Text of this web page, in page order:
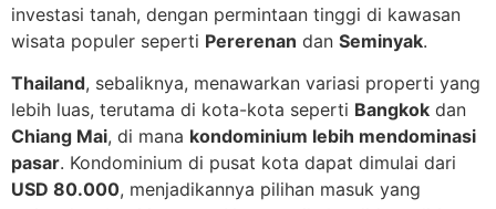
investasi tanah, dengan permintaan tinggi di kawasan
wisata populer seperti Pererenan dan Seminyak.
Thailand, sebaliknya, menawarkan variasi properti yang
lebih luas, terutama di kota-kota seperti Bangkok dan
Chiang Mai, di mana kondominium lebih mendominasi
pasar. Kondominium di pusat kota dapat dimulai dari
USD 80.000, menjadikannya pilihan masuk yang